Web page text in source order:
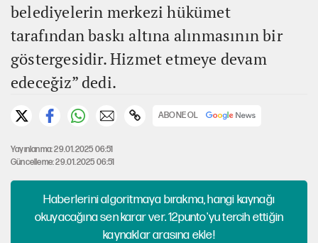
belediyelerin merkezi hükümet
tarafından baskı altına alınmasının bir
göstergesidir. Hizmet etmeye devam
edeceğiz” dedi.
ABONE OL
Yayınlanma: 29.01.2025 06:51
Güncelleme: 29.01.2025 06:51
Haberlerini algoritmaya bırakma, hangi kaynağı
okuyacağına sen karar ver. 12punto'yu tercih ettiğin
kaynaklar arasına ekle!